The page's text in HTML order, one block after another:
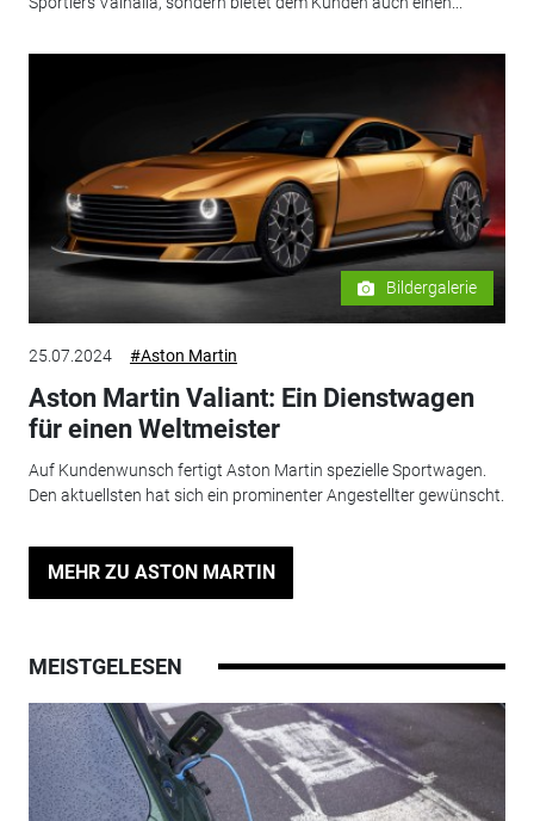
Bildergalerie
25.07.2024 #Aston Martin
Aston Martin Valiant: Ein Dienstwagen
für einen Weltmeister
Auf Kundenwunsch fertigt Aston Martin spezielle Sportwagen.
Den aktuellsten hat sich ein prominenter Angestellter gewünscht.
MEHR ZU ASTON MARTIN
MEISTGELESEN